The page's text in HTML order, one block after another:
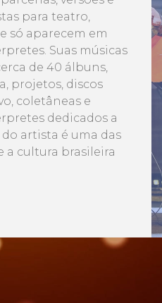
para teatro,
só aparecem em
Suas músicas
de 40 álbuns,
projetos, discos
coletâneas e
dedicados a
artista é uma das
a cultura brasileira